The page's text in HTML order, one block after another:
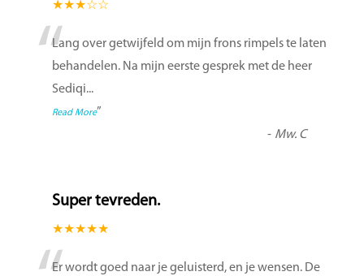
★★★☆☆
“Lang over getwijfeld om mijn frons rimpels te laten
behandelen. Na mijn eerste gesprek met de heer
Sediqi...
Read More”
- Mw. C
Super tevreden.
★★★★★
Er wordt goed naar je geluisterd, en je wensen. De